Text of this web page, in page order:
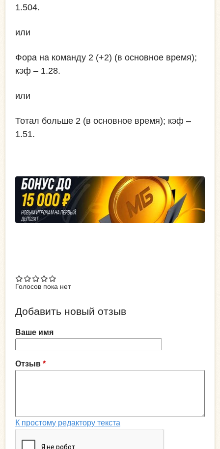
1.504.
или
Фора на команду 2 (+2) (в основное время);
кэф – 1.28.
или
Тотал больше 2 (в основное время); кэф –
1.51.
Голосов пока нет
Добавить новый отзыв
Ваше имя
Отзыв *
К простому редактору текста